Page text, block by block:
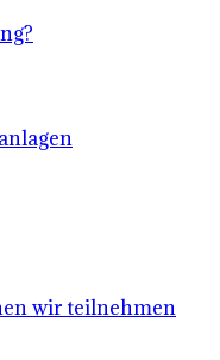
wir teilnehmen